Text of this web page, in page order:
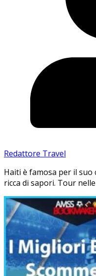
Redattore Travel
Haiti è famosa per il suo
ricca di sapori. Tour